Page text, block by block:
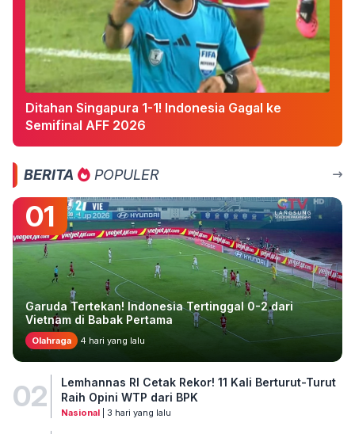
Ditahan Singapura 1-1! Indonesia Gagal ke
Semifinal AFF 2026
BERITA POPULER
01
Garuda Tertekan! Indonesia Tertinggal 0-2 dari
Vietnam di Babak Pertama
Olahraga 4 hari yang lalu
02
Lemhannas RI Cetak Rekor! 11 Kali Berturut-Turut
Raih Opini WTP dari BPK
Nasional| 3 hari yang lalu